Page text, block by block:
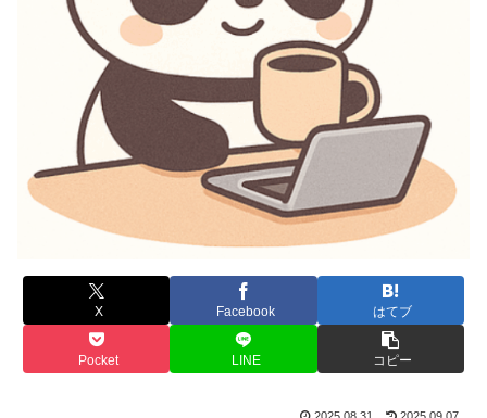
X Facebook はてブ
Pocket LINE コピー